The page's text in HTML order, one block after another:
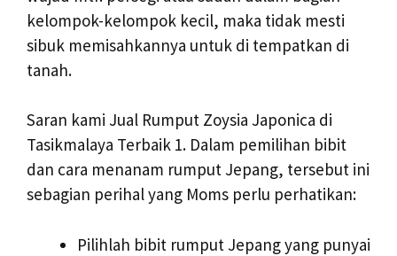
kelompok-kelompok kecil, maka tidak mesti
sibuk memisahkannya untuk di tempatkan di
tanah.
Saran kami Jual Rumput Zoysia Japonica di
Tasikmalaya Terbaik 1. Dalam pemilihan bibit
dan cara menanam rumput Jepang, tersebut ini
sebagian perihal yang Moms perlu perhatikan:
Pilihlah bibit rumput Jepang yang punyai